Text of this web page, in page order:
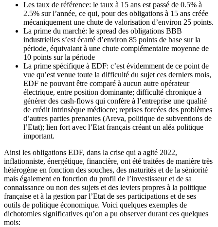
Les taux de référence: le taux à 15 ans est passé de 0.5% à
2.5% sur l’année, ce qui, pour des obligations à 15 ans créée
mécaniquement une chute de valorisation d’environ 25 points.
La prime du marché: le spread des obligations BBB
industrielles s’est écarté d’environ 85 points de base sur la
période, équivalant à une chute complémentaire moyenne de
10 points sur la période
La prime spécifique à EDF: c’est évidemment de ce point de
vue qu’est venue toute la difficulté du sujet ces derniers mois,
EDF ne pouvant être comparé à aucun autre opérateur
électrique, entre position dominante; difficulté chronique à
générer des cash-flows qui confère à l’entreprise une qualité
de crédit intrinsèque médiocre; reprises forcées des problèmes
d’autres parties prenantes (Areva, politique de subventions de
l’Etat); lien fort avec l’Etat français créant un aléa politique
important.
Ainsi les obligations EDF, dans la crise qui a agité 2022,
inflationniste, énergétique, financière, ont été traitées de manière très
hétérogène en fonction des souches, des maturités et de la séniorité
mais également en fonction du profil de l’investisseur et de sa
connaissance ou non des sujets et des leviers propres à la politique
française et à la gestion par l’Etat de ses participations et de ses
outils de politique économique. Voici quelques exemples de
dichotomies significatives qu’on a pu observer durant ces quelques
mois: